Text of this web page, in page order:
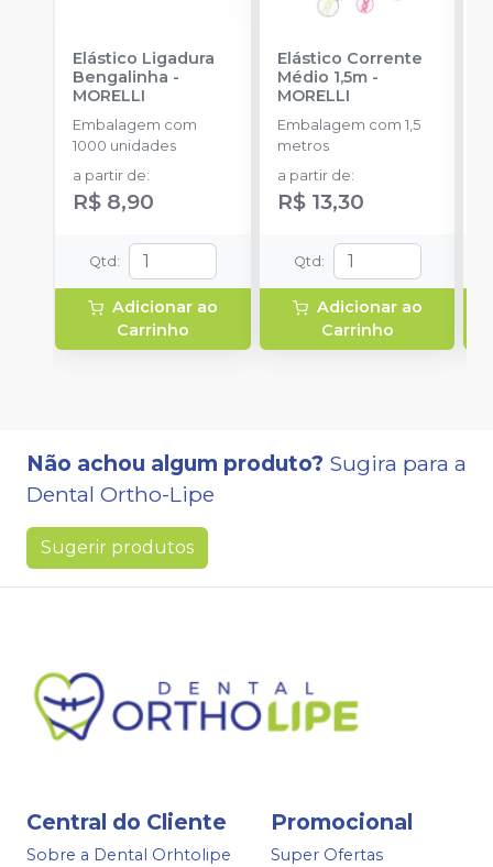
Elástico Ligadura
Bengalinha -
MORELLI
Embalagem com
1000 unidades
a partir de:
R$ 8,90
Qtd :
Adicionar ao
Carrinho
Elástico Corrente
Médio 1,5m-
MORELLI
Embalagem com 1,5
metros
a partir de:
R$ 13,30
Qtd :
Adicionar ao
Carrinho
Não achou algum produto? Sugira para a
Dental Ortho-Lipe
Sugerir produtos
Central do Cliente
Sobre a Dental Orhtolipe
Promocional
Super Ofertas